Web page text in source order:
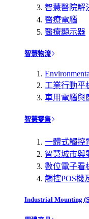
智慧醫院解
醫療電腦
醫療顯示器
智慧物流
工業行動平
車用電腦與
智慧零售
一體式觸控
智慧城市與
數位電子看
觸控POS機
Industrial Mounting